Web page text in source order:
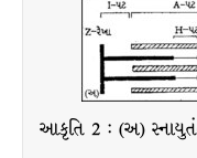
આકૃતિ 2 : (અ)